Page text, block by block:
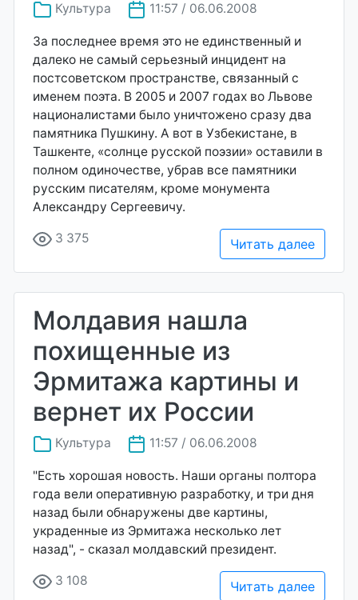
Культура 11:57 / 06.06.2008
За последнее время это не единственный и
далеко не самый серьезный инцидент на
постсоветском пространстве, связанный с
именем поэта. В 2005 и 2007 годах во Львове
националистами было уничтожено сразу два
памятника Пушкину. А вот в Узбекистане, в
Ташкенте, «солнце русской поэзии» оставили в
полном одиночестве, убрав все памятники
русским писателям, кроме монумента
Александру Сергеевичу.
3 375 Читать далее
Молдавия нашла
похищенные из
Эрмитажа картины и
вернет их России
Культура 11:57 / 06.06.2008
"Есть хорошая новость. Наши органы полтора
года вели оперативную разработку, и три дня
назад были обнаружены две картины,
украденные из Эрмитажа несколько лет
назад", - сказал молдавский президент.
3 108 Читать далее